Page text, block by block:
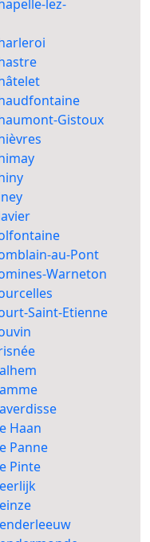
lez-
Gistoux
au-Pont
Warneton
Saint-Etienne
Haan
Panne
Pinte